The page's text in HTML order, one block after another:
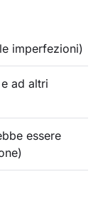
imperfezioni)
ad altri
essere